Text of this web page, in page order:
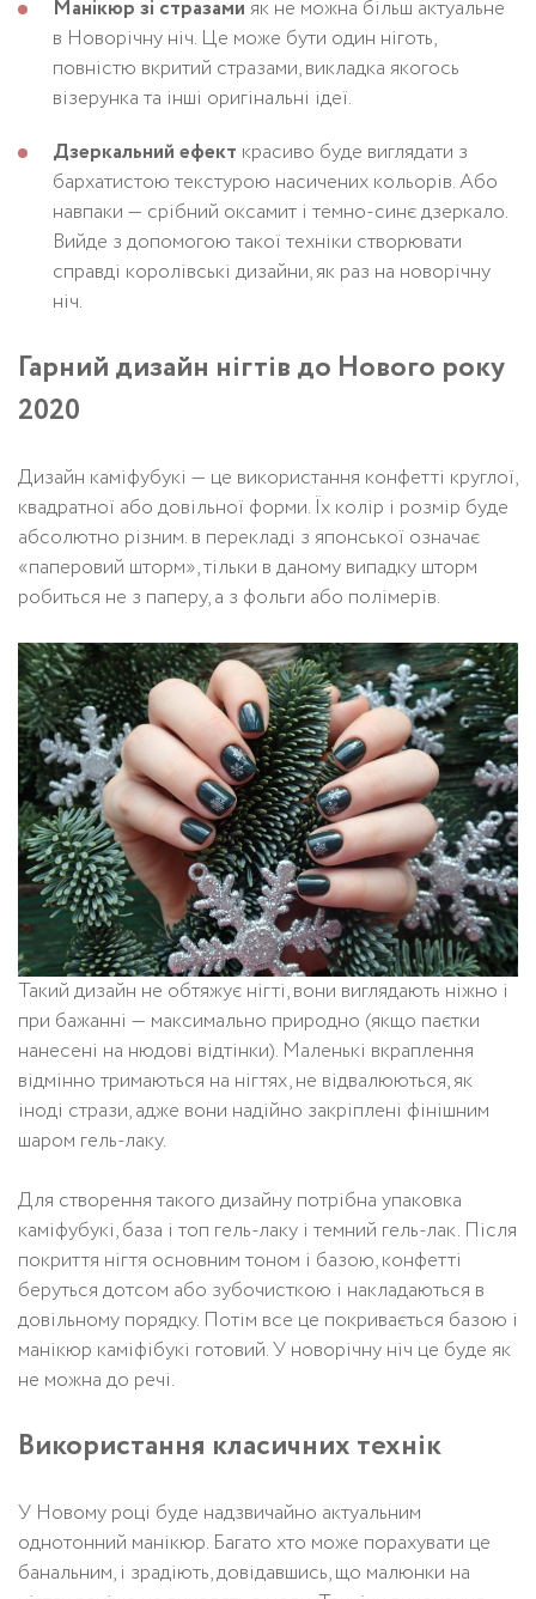
Манікюр зі стразами як не можна більш актуальне
в Новорічну ніч. Це може бути один ніготь,
повністю вкритий стразами, викладка якогось
візерунка та інші оригінальні ідеї.
Дзеркальний ефект красиво буде виглядати з
бархатистою текстурою насичених кольорів. Або
навпаки — срібний оксамит і темно-синє дзеркало.
Вийде з допомогою такої техніки створювати
справді королівські дизайни, як раз на новорічну
ніч.
Гарний дизайн нігтів до Нового року
2020
Дизайн каміфубукі — це використання конфетті круглої,
квадратної або довільної форми. Їх колір і розмір буде
абсолютно різним. в перекладі з японської означає
«паперовий шторм», тільки в даному випадку шторм
робиться не з паперу, а з фольги або полімерів.
Такий дизайн не обтяжує нігті, вони виглядають ніжно і
при бажанні — максимально природно (якщо паєтки
нанесені на нюдові відтінки). Маленькі вкраплення
відмінно тримаються на нігтях, не відвалюються, як
іноді стрази, адже вони надійно закріплені фінішним
шаром гель-лаку.
Для створення такого дизайну потрібна упаковка
каміфубукі, база і топ гель-лаку і темний гель-лак. Після
покриття нігтя основним тоном і базою, конфетті
беруться дотсом або зубочисткою і накладаються в
довільному порядку. Потім все це покривається базою і
манікюр каміфібукі готовий. У новорічну ніч це буде як
не можна до речі.
Використання класичних технік
У Новому році буде надзвичайно актуальним
однотонний манікюр. Багато хто може порахувати це
банальним, і зрадіють, довідавшись, що малюнки на